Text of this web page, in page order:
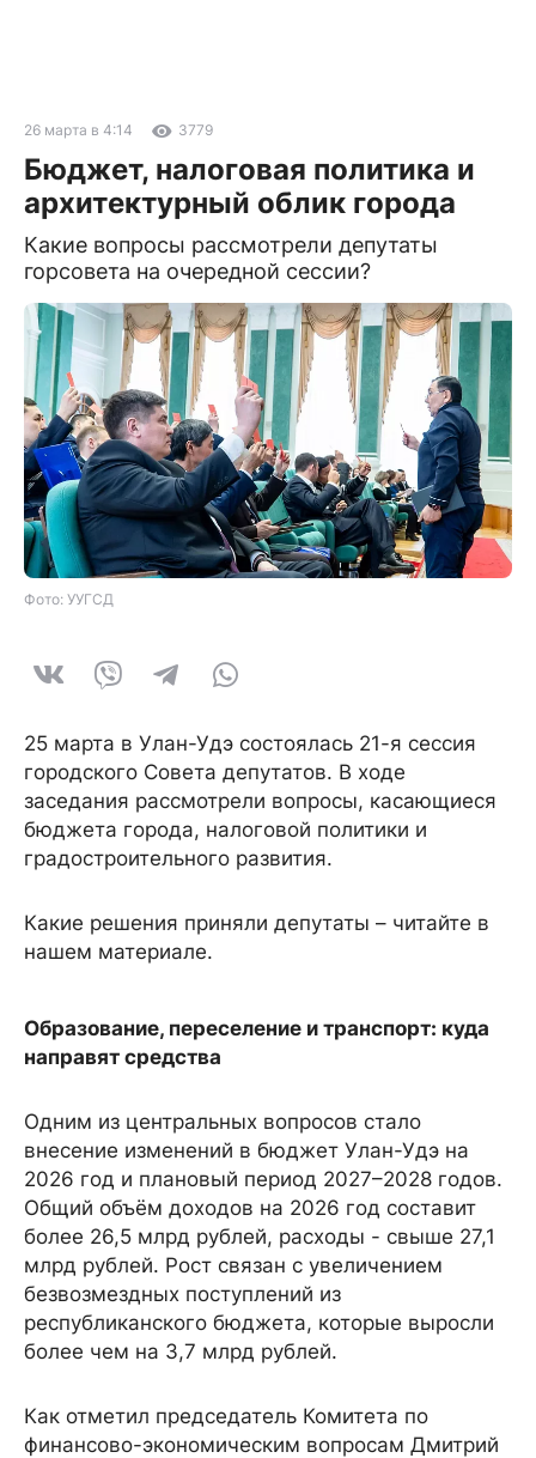
26 марта в 4:14 3779
Бюджет, налоговая политика и
архитектурный облик города
Какие вопросы рассмотрели депутаты
горсовета на очередной сессии?
Фото: УУГСД
25 марта в Улан-Удэ состоялась 21-я сессия
городского Совета депутатов. В ходе
заседания рассмотрели вопросы, касающиеся
бюджета города, налоговой политики и
градостроительного развития.
Какие решения приняли депутаты – читайте в
нашем материале.
Образование, переселение и транспорт: куда
направят средства
Одним из центральных вопросов стало
внесение изменений в бюджет Улан-Удэ на
2026 год и плановый период 2027–2028 годов.
Общий объём доходов на 2026 год составит
более 26,5 млрд рублей, расходы - свыше 27,1
млрд рублей. Рост связан с увеличением
безвозмездных поступлений из
республиканского бюджета, которые выросли
более чем на 3,7 млрд рублей.
Как отметил председатель Комитета по
финансово-экономическим вопросам Дмитрий